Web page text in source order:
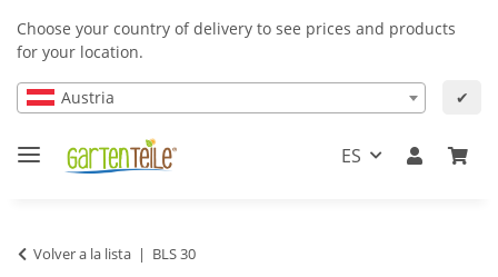
Choose your country of delivery to see prices and products
for your location.
Austria ✔
ES
Volver a la lista BLS 30